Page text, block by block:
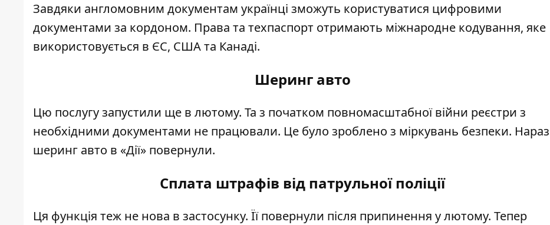
Завдяки англомовним документам українці зможуть користуватися цифровими
документами за кордоном. Права та техпаспорт отримають міжнародне кодування, яке
використовується в ЄС, США та Канаді.
Шеринг авто
Цю послугу запустили ще в лютому. Та з початком повномасштабної війни реєстри з
необхідними документами не працювали. Це було зроблено з міркувань безпеки.
шеринг авто в «Дії» повернули.
Сплата штрафів від патрульної поліції
Ця функція теж не нова в застосунку. Її повернули після припинення у лютому. Тепер